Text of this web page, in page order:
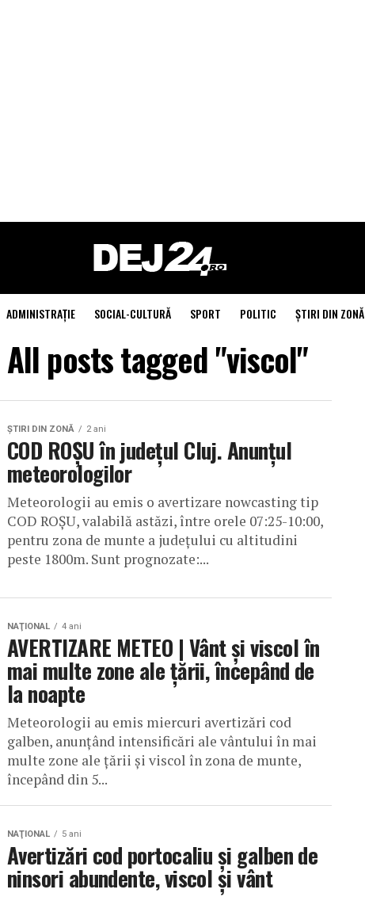
ADMINISTRAŢIE SOCIAL-CULTURĂ SPORT POLITIC ŞTIRI DIN ZONĂ
All posts tagged "viscol"
ŞTIRI DIN ZONĂ 2 ani
COD ROȘU în județul Cluj. Anunțul
meteorologilor
Meteorologii au emis o avertizare nowcasting tip
COD ROȘU, valabilă astăzi, între orele 07:25-10:00,
pentru zona de munte a județului cu altitudini
peste 1800m. Sunt prognozate:...
NAŢIONAL 4 ani
AVERTIZARE METEO | Vânt și viscol în
mai multe zone ale țării, începând de
la noapte
Meteorologii au emis miercuri avertizări cod
galben, anunţând intensificări ale vântului în mai
multe zone ale ţării şi viscol în zona de munte,
începând din 5...
NAŢIONAL 5 ani
Avertizări cod portocaliu și galben de
ninsori abundente, viscol și vânt